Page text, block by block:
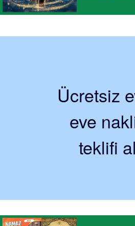
Ücretsiz
eve
teklifi